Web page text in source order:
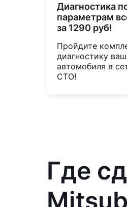
Диагностика
параметрам
за 1290 руб!
Пройдите
диагностику
автомобиля в
СТО!
Где